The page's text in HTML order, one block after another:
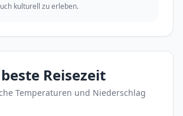
kulturell zu erleben.
Reisezeit
Temperaturen und Niederschlag